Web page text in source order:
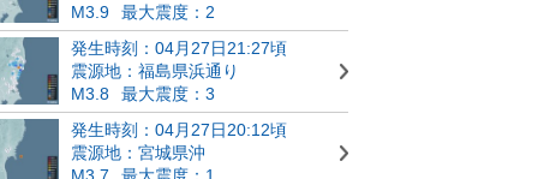
M3.9
最大震度：2
発生時刻：04月27日21:27頃
震源地：福島県浜通り
M3.8
最大震度：3
発生時刻：04月27日20:12頃
震源地：宮城県沖
M3.7
最大震度：1